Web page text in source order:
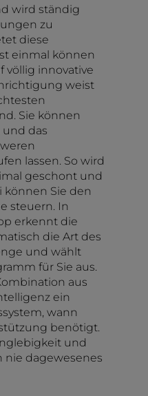
wird ständig
zu
diese
einmal können
völlig innovative
weist
Sie können
das
lassen. So wird
geschont und
können Sie den
steuern. In
erkennt die
die Art des
und wählt
für Sie aus.
aus
ein
wann
benötigt.
und
nie dagewesenes